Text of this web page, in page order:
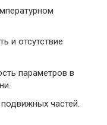
и отсутствие
параметров в
частей.